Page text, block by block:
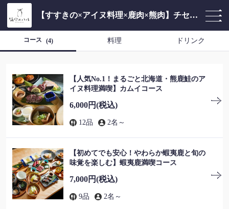
【すすきの×アイヌ料理×鹿肉×熊肉】チセのある個室居酒屋 海空のハル
コース (4) 料理 ドリンク
【人気No.1！まるごと北海道・熊鹿鮭のア
イヌ料理満喫】カムイコース
6,000円(税込)
12品 2名～
【初めてでも安心！やわらか蝦夷鹿と旬の
味覚を楽しむ】蝦夷鹿満喫コース
7,000円(税込)
9品 2名～